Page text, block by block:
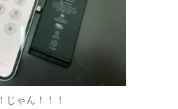
じゃん！！！